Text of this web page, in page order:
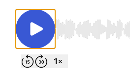
Use Left/Right to